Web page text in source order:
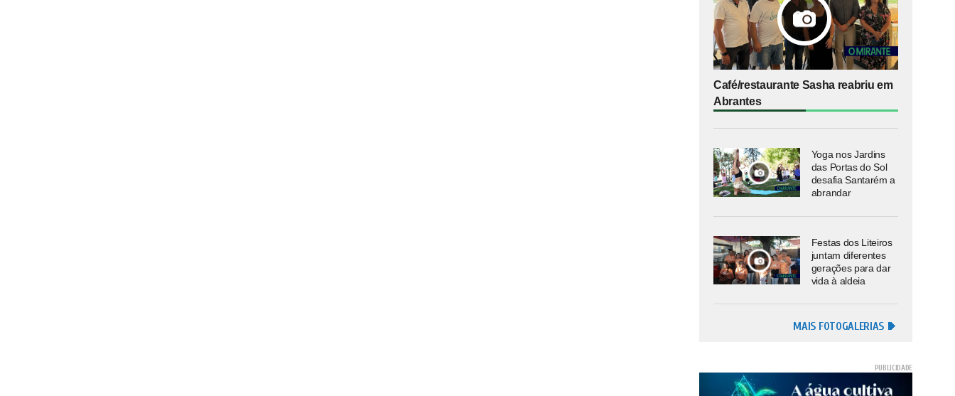
Café/restaurante Sasha reabriu em
Abrantes
Yoga nos Jardins
das Portas do Sol
desafia Santarém a
abrandar
Festas dos Liteiros
juntam diferentes
gerações para dar
vida à aldeia
MAIS FOTOGALERIAS